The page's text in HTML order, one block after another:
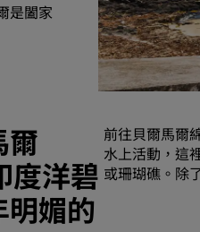
是闔家
爾
度洋碧
媚的
前往貝爾馬爾
水上活動，這
或珊瑚礁。除